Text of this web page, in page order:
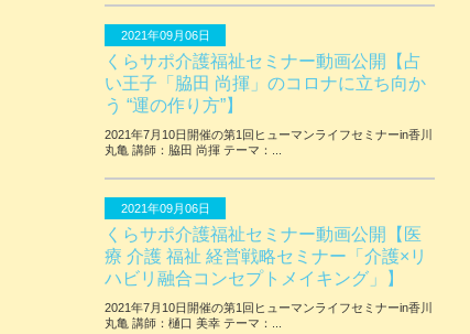
2021年09月06日
くらサポ介護福祉セミナー動画公開【占
い王子「脇田 尚揮」のコロナに立ち向か
う “運の作り方”】
2021年7月10日開催の第1回ヒューマンライフセミナーin香川
丸亀 講師：脇田 尚揮 テーマ：...
2021年09月06日
くらサポ介護福祉セミナー動画公開【医
療 介護 福祉 経営戦略セミナー「介護×リ
ハビリ融合コンセプトメイキング」】
2021年7月10日開催の第1回ヒューマンライフセミナーin香川
丸亀 講師：樋口 美幸 テーマ：...